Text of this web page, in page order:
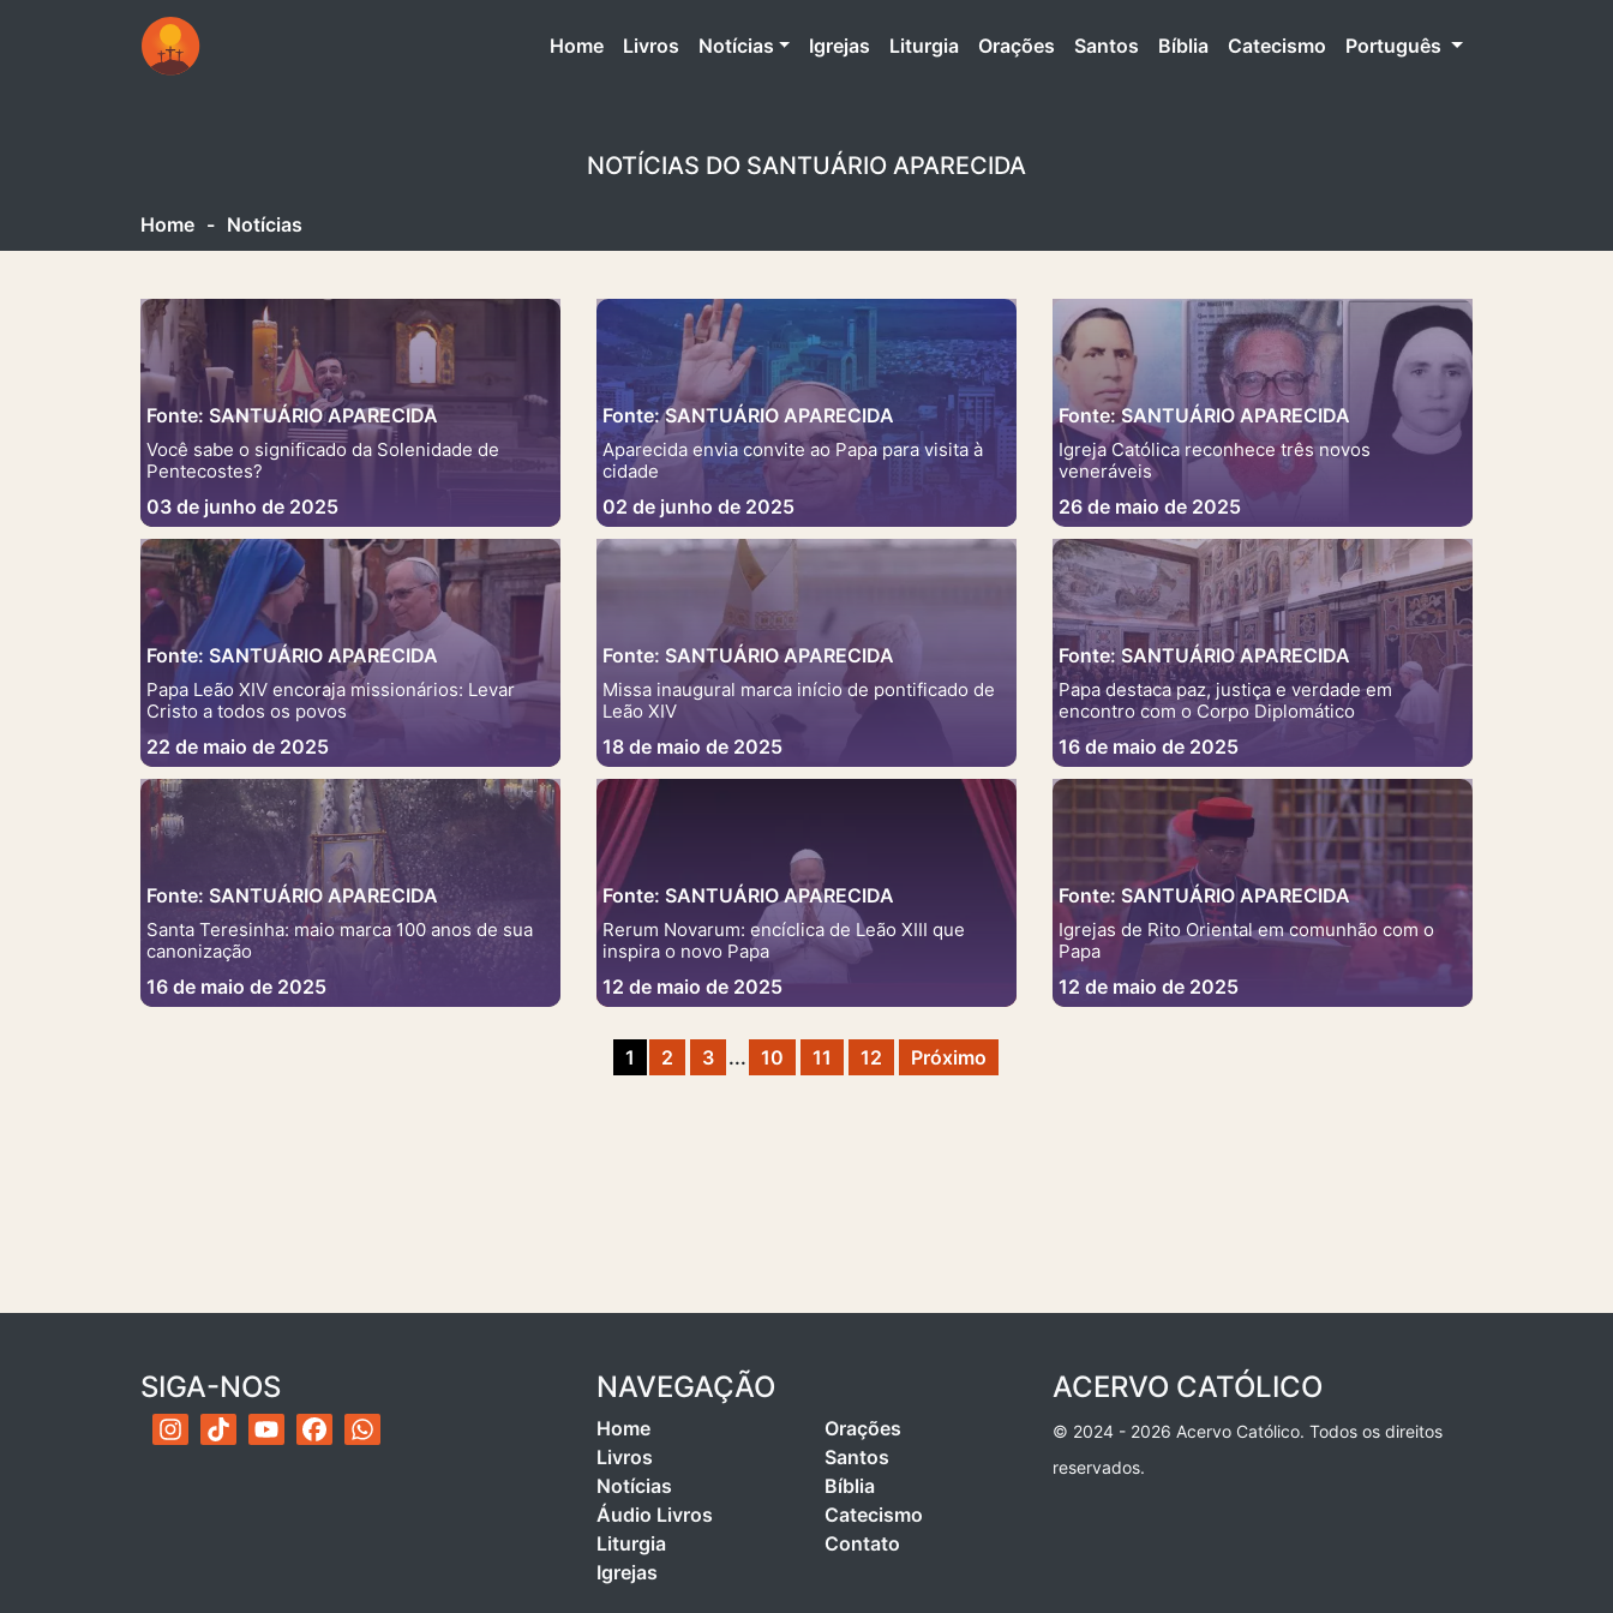
Home(atual)
Livros Notícias Igrejas Liturgia Orações Santos Bíblia Catecismo Português
NOTÍCIAS DO SANTUÁRIO APARECIDA
Home - Notícias
Fonte: SANTUÁRIO APARECIDA
Você sabe o significado da Solenidade de
Pentecostes?
03 de junho de 2025
Fonte: SANTUÁRIO APARECIDA
Aparecida envia convite ao Papa para visita à
cidade
02 de junho de 2025
Fonte: SANTUÁRIO APARECIDA
Igreja Católica reconhece três novos
veneráveis
26 de maio de 2025
Fonte: SANTUÁRIO APARECIDA
Papa Leão XIV encoraja missionários: Levar
Cristo a todos os povos
22 de maio de 2025
Fonte: SANTUÁRIO APARECIDA
Missa inaugural marca início de pontificado de
Leão XIV
18 de maio de 2025
Fonte: SANTUÁRIO APARECIDA
Papa destaca paz, justiça e verdade em
encontro com o Corpo Diplomático
16 de maio de 2025
Fonte: SANTUÁRIO APARECIDA
Santa Teresinha: maio marca 100 anos de sua
canonização
16 de maio de 2025
Fonte: SANTUÁRIO APARECIDA
Rerum Novarum: encíclica de Leão XIII que
inspira o novo Papa
12 de maio de 2025
Fonte: SANTUÁRIO APARECIDA
Igrejas de Rito Oriental em comunhão com o
Papa
12 de maio de 2025
1 2 3 ... 10 11 12 Próximo
SIGA-NOS NAVEGAÇÃO
Home
Livros
Notícias
Áudio Livros
Liturgia
Igrejas
Orações
Santos
Bíblia
Catecismo
Contato
ACERVO CATÓLICO
© 2024 - 2026 Acervo Católico. Todos os direitos
reservados.